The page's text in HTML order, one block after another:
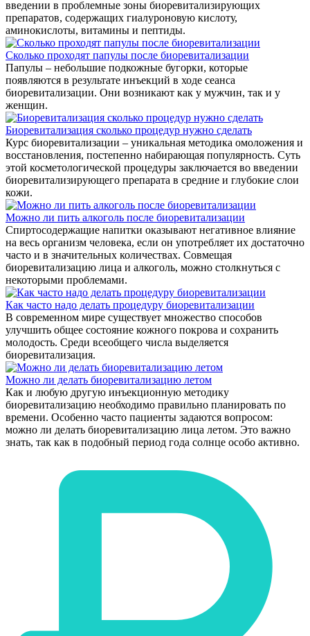
введении в проблемные зоны биоревитализирующих
препаратов, содержащих гиалуроновую кислоту,
аминокислоты, витамины и пептиды.
Сколько проходят папулы после биоревитализации
Папулы – небольшие подкожные бугорки, которые
появляются в результате инъекций в ходе сеанса
биоревитализации. Они возникают как у мужчин, так и у
женщин.
Биоревитализация сколько процедур нужно сделать
Курс биоревитализации – уникальная методика омоложения и
восстановления, постепенно набирающая популярность. Суть
этой косметологической процедуры заключается во введении
биоревитализирующего препарата в средние и глубокие слои
кожи.
Можно ли пить алкоголь после биоревитализации
Спиртосодержащие напитки оказывают негативное влияние
на весь организм человека, если он употребляет их достаточно
часто и в значительных количествах. Совмещая
биоревитализацию лица и алкоголь, можно столкнуться с
некоторыми проблемами.
Как часто надо делать процедуру биоревитализации
В современном мире существует множество способов
улучшить общее состояние кожного покрова и сохранить
молодость. Среди всеобщего числа выделяется
биоревитализация.
Можно ли делать биоревитализацию летом
Как и любую другую инъекционную методику
биоревитализацию необходимо правильно планировать по
времени. Особенно часто пациенты задаются вопросом:
можно ли делать биоревитализацию лица летом. Это важно
знать, так как в подобный период года солнце особо активно.